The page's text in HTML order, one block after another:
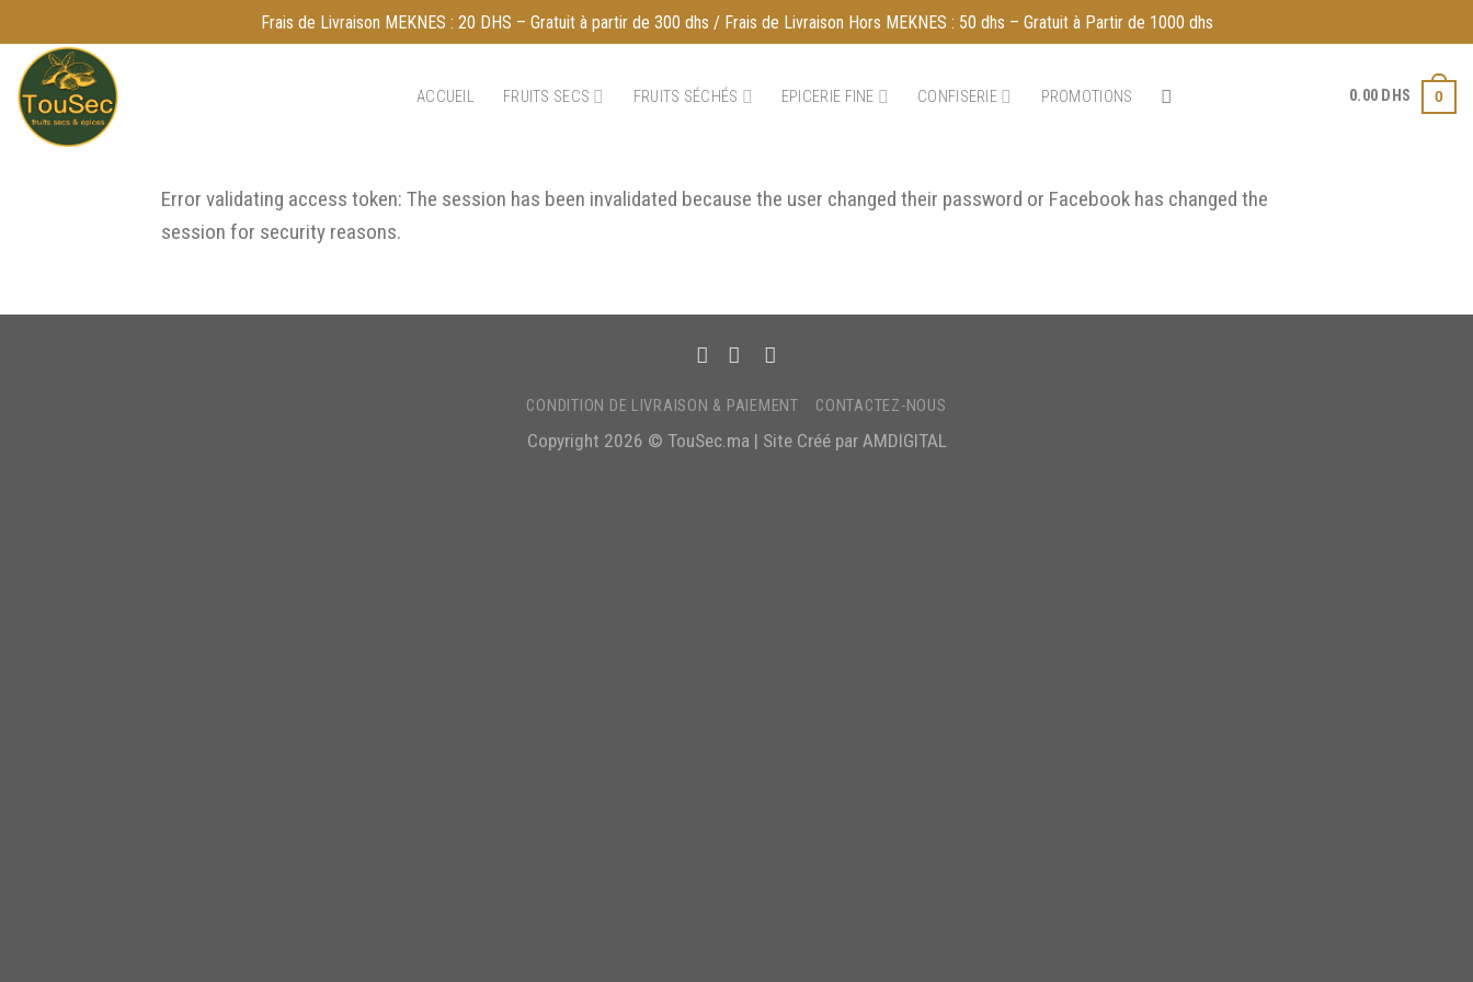
to
content
Frais de Livraison MEKNES : 20 DHS – Gratuit à partir de 300 dhs / Frais de Livraison Hors MEKNES : 50 dhs – Gratuit à Partir de 1000 dhs
ACCUEIL FRUITS SECS FRUITS SÉCHÉS EPICERIE FINE CONFISERIE PROMOTIONS 0.00 DHS 0
Error validating access token: The session has been invalidated because the user changed their password or Facebook has changed the
session for security reasons.
CONDITION DE LIVRAISON & PAIEMENT CONTACTEZ-NOUS
Copyright 2026 © TouSec.ma | Site Créé par AMDIGITAL